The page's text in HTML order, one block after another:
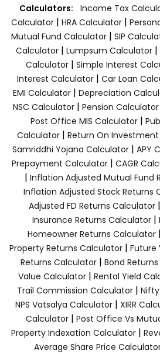
Calculators: Income Tax
Calculator | HRA Calculator |
Mutual Fund Calculator | SIP
Calculator | Lumpsum Calculator |
Calculator| Simple Interest
Interest Calculator| Car Loan
EMI Calculator| Depreciation
NSC Calculator| Pension Calculator
Post Office MIS Calculator|
Calculator| Return On
Samriddhi Yojana Calculator| APY
Prepayment Calculator | CAGR
| Inflation Adjusted Mutual Fund
Inflation Adjusted Stock Returns
Adjusted FD Returns Calculator|
Insurance Returns Calculator |
Homeowner Returns Calculator |
Property Returns Calculator | Future
Returns Calculator | Bond
Value Calculator | Rental Yield
Trail Commission Calculator|
NPS Vatsalya Calculator| XIRR
Calculator| Post Office Vs
Property Indexation Calculator |
Average Share Price